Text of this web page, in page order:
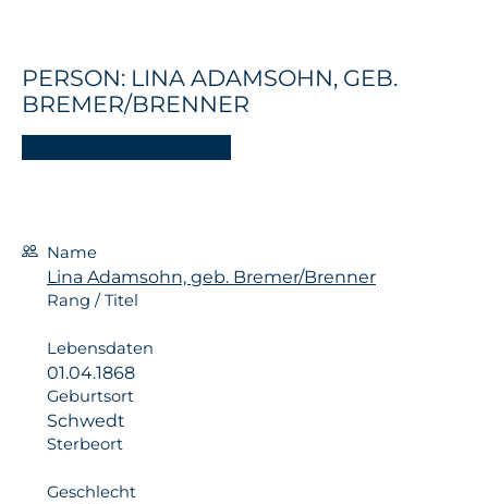
PERSON: LINA ADAMSOHN, GEB.
BREMER/BRENNER
Name
Lina Adamsohn, geb. Bremer/Brenner
Rang / Titel
Lebensdaten
01.04.1868
Geburtsort
Schwedt
Sterbeort
Geschlecht